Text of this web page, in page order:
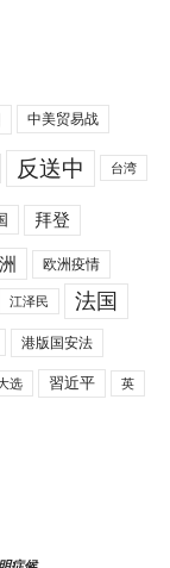
中美贸易战
反送中 台湾
拜登
欧洲疫情
江泽民 法国
港版国安法
选 習近平 英